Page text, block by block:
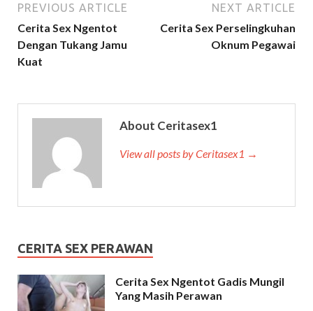
PREVIOUS ARTICLE
Cerita Sex Ngentot
Dengan Tukang Jamu
Kuat
NEXT ARTICLE
Cerita Sex Perselingkuhan
Oknum Pegawai
About Ceritasex1
View all posts by Ceritasex1 →
CERITA SEX PERAWAN
Cerita Sex Ngentot Gadis Mungil
Yang Masih Perawan